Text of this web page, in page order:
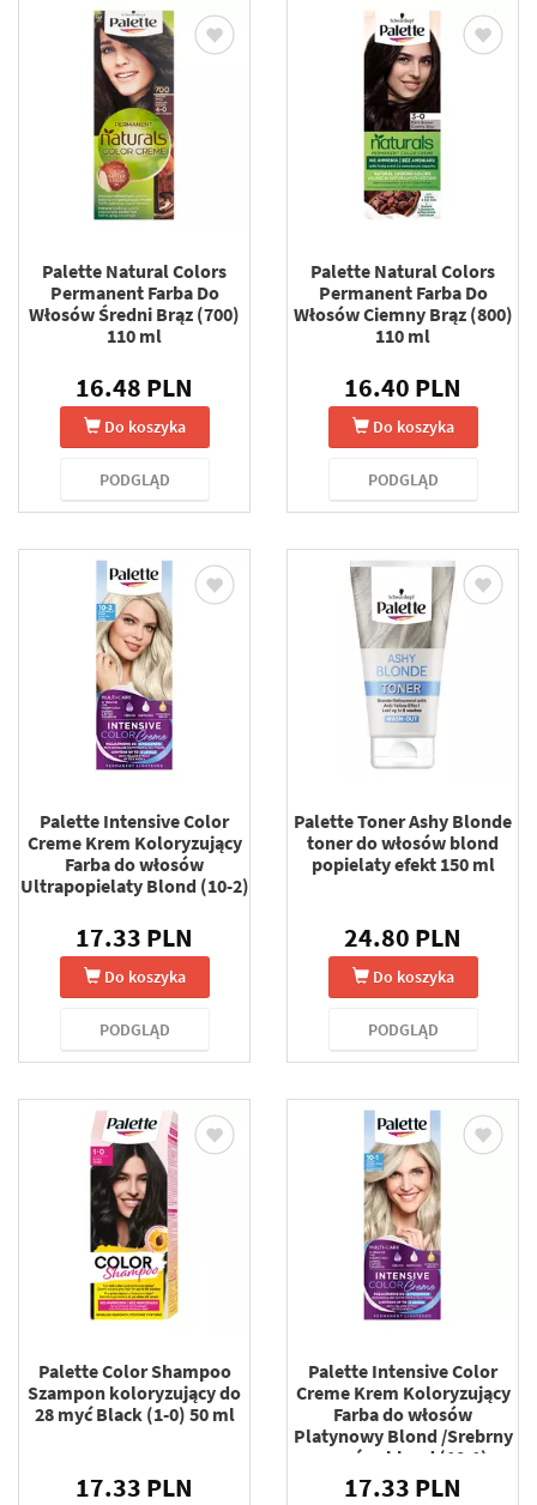
Palette Natural Colors
Permanent Farba Do
Włosów Średni Brąz (700)
110 ml
16.48 PLN
Do koszyka
PODGLĄD
Palette Natural Colors
Permanent Farba Do
Włosów Ciemny Brąz (800)
110 ml
16.40 PLN
Do koszyka
PODGLĄD
Palette Intensive Color
Creme Krem Koloryzujący
Farba do włosów
Ultrapopielaty Blond (10-2)
17.33 PLN
Do koszyka
PODGLĄD
Palette Toner Ashy Blonde
toner do włosów blond
popielaty efekt 150 ml
24.80 PLN
Do koszyka
PODGLĄD
Palette Color Shampoo
Szampon koloryzujący do
28 myć Black (1-0) 50 ml
17.33 PLN
Palette Intensive Color
Creme Krem Koloryzujący
Farba do włosów
Platynowy Blond /Srebrny
mroźny blond (10-1)
17.33 PLN